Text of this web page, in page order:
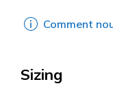
Comment
Sizing